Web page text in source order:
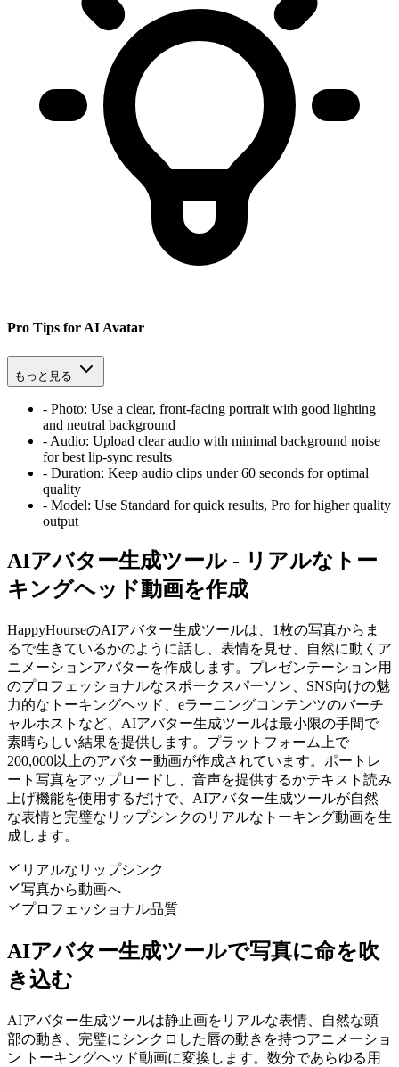
Pro Tips for AI Avatar
もっと見る
- Photo: Use a clear, front-facing portrait with good lighting
and neutral background
- Audio: Upload clear audio with minimal background noise
for best lip-sync results
- Duration: Keep audio clips under 60 seconds for optimal
quality
- Model: Use Standard for quick results, Pro for higher quality
output
AIアバター生成ツール - リアルなトー
キングヘッド動画を作成
HappyHourseのAIアバター生成ツールは、1枚の写真からま
るで生きているかのように話し、表情を見せ、自然に動くア
ニメーションアバターを作成します。プレゼンテーション用
のプロフェッショナルなスポークスパーソン、SNS向けの魅
力的なトーキングヘッド、eラーニングコンテンツのバーチ
ャルホストなど、AIアバター生成ツールは最小限の手間で
素晴らしい結果を提供します。プラットフォーム上で
200,000以上のアバター動画が作成されています。ポートレ
ート写真をアップロードし、音声を提供するかテキスト読み
上げ機能を使用するだけで、AIアバター生成ツールが自然
な表情と完璧なリップシンクのリアルなトーキング動画を生
成します。
リアルなリップシンク
写真から動画へ
プロフェッショナル品質
AIアバター生成ツールで写真に命を吹
き込む
AIアバター生成ツールは静止画をリアルな表情、自然な頭
部の動き、完璧にシンクロした唇の動きを持つアニメーショ
ン トーキングヘッド動画に変換します。数分であらゆる用